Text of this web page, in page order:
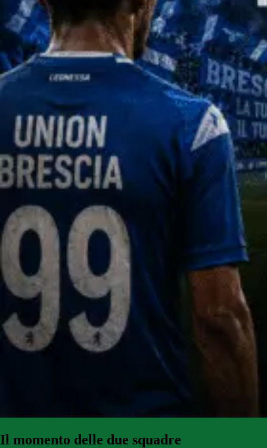
Il momento delle due squadre